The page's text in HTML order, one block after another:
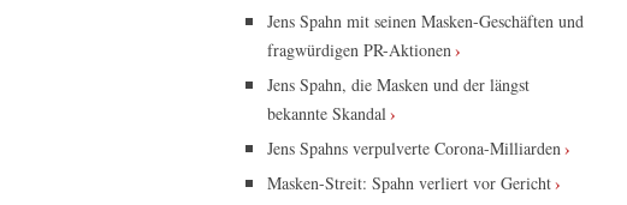
Jens Spahn mit seinen Masken-Geschäften und
fragwürdigen PR-Aktionen
Jens Spahn, die Masken und der längst
bekannte Skandal
Jens Spahns verpulverte Corona-Milliarden
Masken-Streit: Spahn verliert vor Gericht